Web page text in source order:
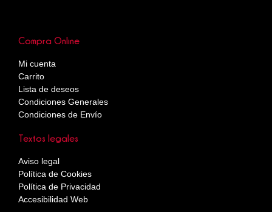
Compra Online
Mi cuenta
Carrito
Lista de deseos
Condiciones Generales
Condiciones de Envío
Textos legales
Aviso legal
Política de Cookies
Política de Privacidad
Accesibilidad Web